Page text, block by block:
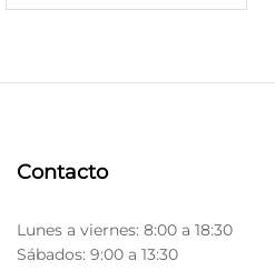
Contacto
Lunes a viernes: 8:00 a 18:30
Sábados: 9:00 a 13:30